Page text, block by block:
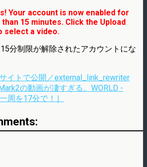
Your account is now enabled for
15 minutes. Click the Upload
select a video.
分制限が解除されたアカウントにな
イトで公開／external_link_rewriter
の動画が凄すぎる。WORLD -
周を17分で！］